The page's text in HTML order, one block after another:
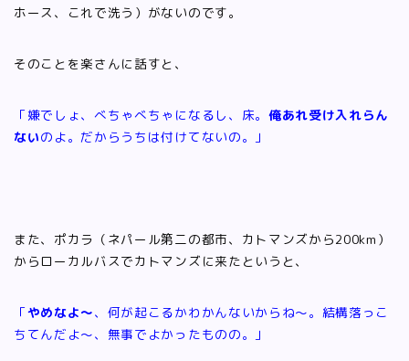
ホース、これで洗う）がないのです。
そのことを楽さんに話すと、
「嫌でしょ、べちゃべちゃになるし、床。 俺あれ受け入れらん
ないのよ。だからうちは付けてないの。」
また、ポカラ（ネパール第二の都市、カトマンズから200km）
からローカルバスでカトマンズに来たというと、
「やめなよ～、何が起こるかわかんないからね～。結構落っこ
ちてんだよ～、無事でよかったものの。」